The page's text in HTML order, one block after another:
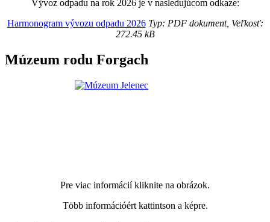
Vývoz odpadu na rok 2026 je v nasledujúcom odkaze:
Harmonogram vývozu odpadu 2026Typ: PDF dokument, Veľkosť:
272.45 kB
Múzeum rodu Forgach
Pre viac informácií kliknite na obrázok.
Több információért kattintson a képre.